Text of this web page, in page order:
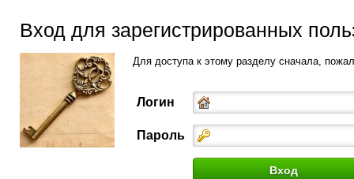
Вход для зарегистрированных
Для доступа к этому разделу сначала,
Логин
Пароль